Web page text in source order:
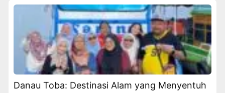
Danau Toba: Destinasi Alam yang Menyentuh